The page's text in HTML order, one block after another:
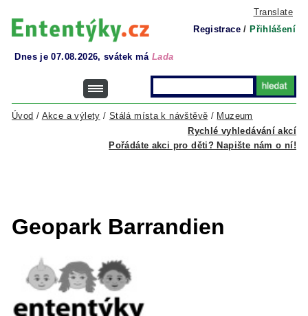
Translate
Registrace / Přihlášení
Dnes je 07.08.2026, svátek má Lada
Rychlé vyhledávání akcí
Úvod / Akce a výlety / Stálá místa k návštěvě / Muzeum
Pořádáte akci pro děti? Napište nám o ní!
Geopark Barrandien